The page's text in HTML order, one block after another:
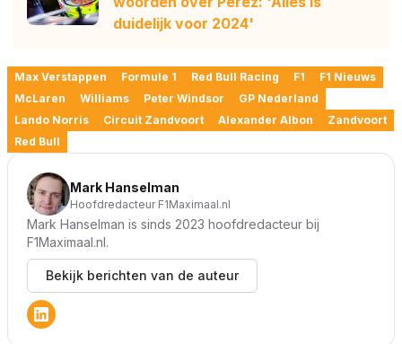
duidelijk voor 2024'
Max Verstappen Formule 1 Red Bull Racing F1
F1 Nieuws
McLaren
Williams Peter Windsor
GP Nederland
Lando Norris
Circuit Zandvoort Alexander Albon
Zandvoort
Red Bull
Mark Hanselman
Hoofdredacteur F1Maximaal.nl
Mark Hanselman is sinds 2023 hoofdredacteur bij
F1Maximaal.nl.
Bekijk berichten van de auteur